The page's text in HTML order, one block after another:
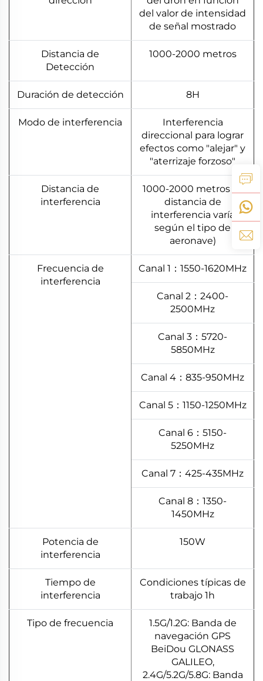
del valor de intensidad
de señal mostrado
Distancia de
Detección
1000-2000 metros
Duración de detección 8H
Modo de interferencia
Interferencia
direccional para lograr
efectos como "alejar" y
"aterrizaje forzoso"
Distancia de
interferencia
1000-2000 metros (la
distancia de
interferencia varía
según el tipo de
aeronave)
Frecuencia de
interferencia
Canal 1：1550-1620MHz
Canal 2：2400-
2500MHz
Canal 3：5720-
5850MHz
Canal 4：835-950MHz
Canal 5：1150-1250MHz
Canal 6：5150-
5250MHz
Canal 7：425-435MHz
Canal 8：1350-
1450MHz
Potencia de
interferencia
150W
Tiempo de
interferencia
Condiciones típicas de
trabajo 1h
Tipo de frecuencia
1.5G/1.2G: Banda de
navegación GPS
BeiDou GLONASS
GALILEO,
2.4G/5.2G/5.8G: Banda